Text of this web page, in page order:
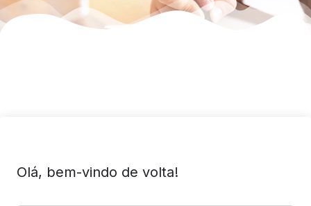
Olá, bem-vindo de volta!